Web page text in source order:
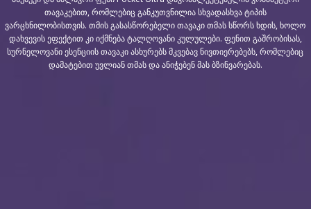
თავაკებით, რომლებიც განკუთვნილია სხვადასხვა ტიპის
ვარცხნილობისთვის. თმის გასასწორებელი თავაკი თმას სწორს ხდის, ხოლო
დახვევის ეფექტით კი იქმნება ტალღოვანი კულულები. ფენით გაშრობისას,
სურნელოვანი ესენციის თავაკი ასხურებს მკვებავ ნივთიერებებს, რომლებიც
დამატებით უვლიან თმას და ანიჭებენ მას ბზინვარებას.